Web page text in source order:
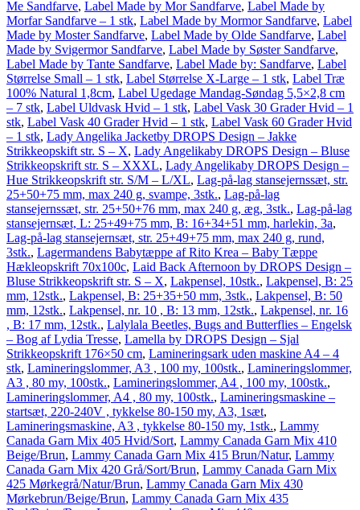
Me Sandfarve, Label Made by Mor Sandfarve, Label Made by
Morfar Sandfarve – 1 stk, Label Made by Mormor Sandfarve, Label
Made by Moster Sandfarve, Label Made by Olde Sandfarve, Label
Made by Svigermor Sandfarve, Label Made by Søster Sandfarve,
Label Made by Tante Sandfarve, Label Made by: Sandfarve, Label
Størrelse Small – 1 stk, Label Størrelse X-Large – 1 stk, Label Træ
100% Natural 1,8cm, Label Ugedage Mandag-Søndag 5,5×2,8 cm
– 7 stk, Label Uldvask Hvid – 1 stk, Label Vask 30 Grader Hvid – 1
stk, Label Vask 40 Grader Hvid – 1 stk, Label Vask 60 Grader Hvid
– 1 stk, Lady Angelika Jacketby DROPS Design – Jakke
Strikkeopskift str. S – X, Lady Angelikaby DROPS Design – Bluse
Strikkeopskrift str. S – XXXL, Lady Angelikaby DROPS Design –
Hue Strikkeopskrift str. S/M – L/XL, Lag-på-lag stansejernssæt, str.
25+50+75 mm, max 240 g, svampe, 3stk., Lag-på-lag
stansejernssæt, str. 25+50+76 mm, max 240 g, æg, 3stk., Lag-på-lag
stansejernsæt, L: 25+49+75 mm, B: 16+34+51 mm, harlekin, 3a,
Lag-på-lag stansejernsæt, str. 25+49+75 mm, max 240 g, rund,
3stk., Lagermandens Babytæppe af Rito Krea – Baby Tæppe
Hækleopskrift 70x100c, Laid Back Afternoon by DROPS Design –
Bluse Strikkeopskrift str. S – X, Lakpensel, 10stk., Lakpensel, B: 25
mm, 12stk., Lakpensel, B: 25+35+50 mm, 3stk., Lakpensel, B: 50
mm, 12stk., Lakpensel, nr. 10 , B: 13 mm, 12stk., Lakpensel, nr. 16
, B: 17 mm, 12stk., Lalylala Beetles, Bugs and Butterflies – Engelsk
– Bog af Lydia Tresse, Lamella by DROPS Design – Sjal
Strikkeopskrift 176×50 cm, Lamineringsark uden maskine A4 – 4
stk, Lamineringslommer, A3 , 100 my, 100stk., Lamineringslommer,
A3 , 80 my, 100stk., Lamineringslommer, A4 , 100 my, 100stk.,
Lamineringslommer, A4 , 80 my, 100stk., Lamineringsmaskine –
startsæt, 220-240V , tykkelse 80-150 my, A3, 1sæt,
Lamineringsmaskine, A3 , tykkelse 80-150 my, 1stk., Lammy
Canada Garn Mix 405 Hvid/Sort, Lammy Canada Garn Mix 410
Beige/Brun, Lammy Canada Garn Mix 415 Brun/Natur, Lammy
Canada Garn Mix 420 Grå/Sort/Brun, Lammy Canada Garn Mix
425 Mørkegrå/Natur/Brun, Lammy Canada Garn Mix 430
Mørkebrun/Beige/Brun, Lammy Canada Garn Mix 435